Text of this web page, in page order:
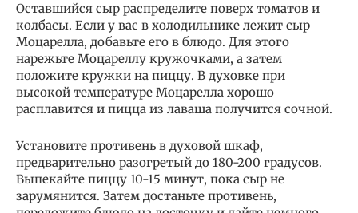
Оставшийся сыр распределите поверх томатов и
колбасы. Если у вас в холодильнике лежит сыр
Моцарелла, добавьте его в блюдо. Для этого
нарежьте Моцареллу кружочками, а затем
положите кружки на пиццу. В духовке при
высокой температуре Моцарелла хорошо
расплавится и пицца из лаваша получится сочной.
Установите противень в духовой шкаф,
предварительно разогретый до 180-200 градусов.
Выпекайте пиццу 10-15 минут, пока сыр не
зарумянится. Затем достаньте противень,